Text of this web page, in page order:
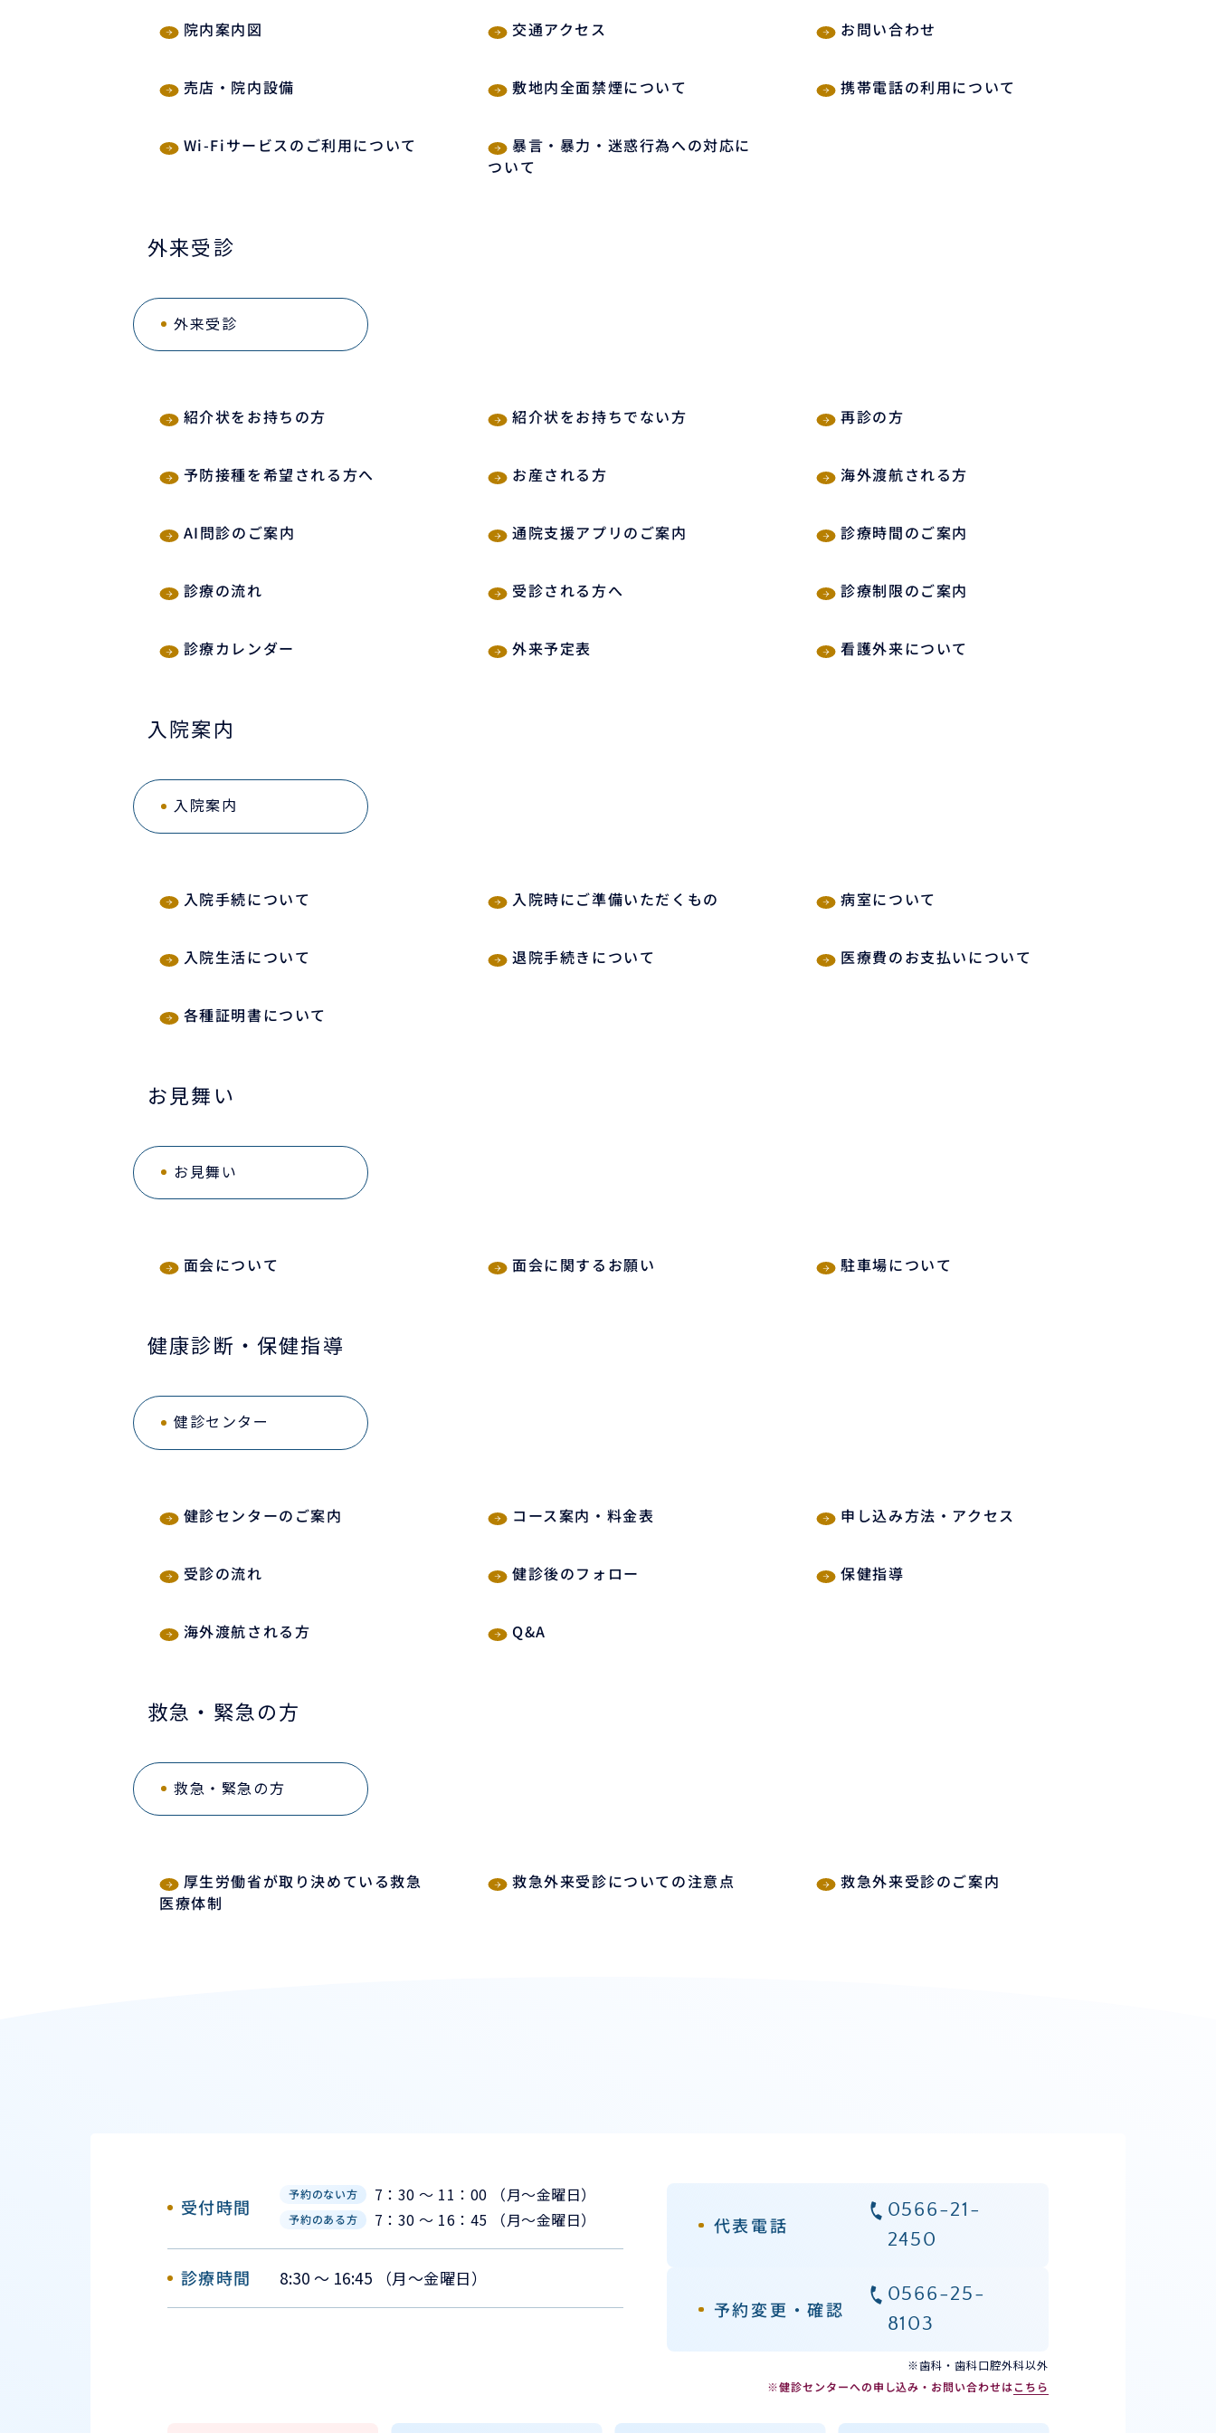
院内案内図 交通アクセス お問い合わせ
売店・院内設備 敷地内全面禁煙について 携帯電話の利用について
Wi-Fiサービスのご利用について
暴言・暴力・迷惑行為への対応に
ついて
外来受診
外来受診
紹介状をお持ちの方 紹介状をお持ちでない方 再診の方
予防接種を希望される方へ お産される方 海外渡航される方
AI問診のご案内 通院支援アプリのご案内 診療時間のご案内
診療の流れ 受診される方へ 診療制限のご案内
診療カレンダー 外来予定表 看護外来について
入院案内
入院案内
入院手続について 入院時にご準備いただくもの 病室について
入院生活について 退院手続きについて 医療費のお支払いについて
各種証明書について
お見舞い
お見舞い
面会について 面会に関するお願い 駐車場について
健康診断・保健指導
健診センター
健診センターのご案内 コース案内・料金表 申し込み方法・アクセス
受診の流れ 健診後のフォロー 保健指導
海外渡航される方 Q&A
救急・緊急の方
救急・緊急の方
厚生労働省が取り決めている救急
医療体制
救急外来受診についての注意点 救急外来受診のご案内
受付時間
予約のない方 7：30 ～ 11：00 （月〜金曜日）
予約のある方 7：30 ～ 16：45 （月〜金曜日）
診療時間 8:30 ～ 16:45 （月〜金曜日）
代表電話
0566-21-
2450
予約変更・確認
0566-25-
8103
※歯科・歯科口腔外科以外
※健診センターへの申し込み・お問い合わせはこちら